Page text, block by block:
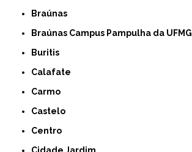
Braúnas
Braúnas Campus Pampulha da UFMG
Buritis
Calafate
Carmo
Castelo
Centro